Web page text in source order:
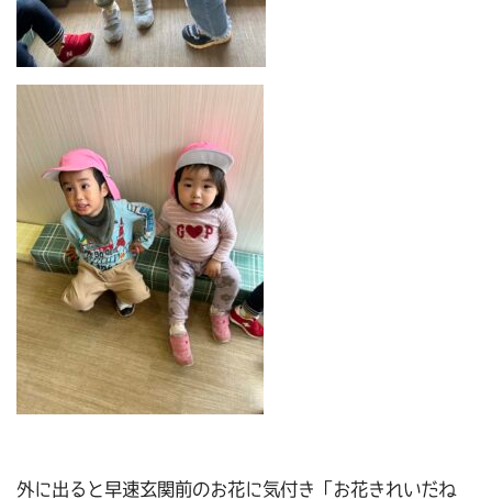
外に出ると早速玄関前のお花に気付き「お花きれいだね